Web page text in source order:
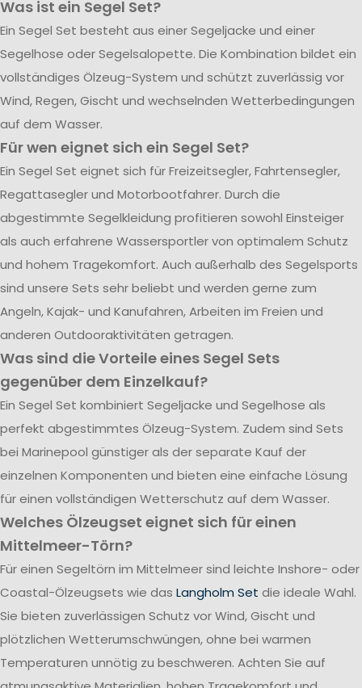
Was ist ein Segel Set?
Ein Segel Set besteht aus einer Segeljacke und einer
Segelhose oder Segelsalopette. Die Kombination bildet ein
vollständiges Ölzeug-System und schützt zuverlässig vor
Wind, Regen, Gischt und wechselnden Wetterbedingungen
auf dem Wasser.
Für wen eignet sich ein Segel Set?
Ein Segel Set eignet sich für Freizeitsegler, Fahrtensegler,
Regattasegler und Motorbootfahrer. Durch die
abgestimmte Segelkleidung profitieren sowohl Einsteiger
als auch erfahrene Wassersportler von optimalem Schutz
und hohem Tragekomfort. Auch außerhalb des Segelsports
sind unsere Sets sehr beliebt und werden gerne zum
Angeln, Kajak- und Kanufahren, Arbeiten im Freien und
anderen Outdooraktivitäten getragen.
Was sind die Vorteile eines Segel Sets
gegenüber dem Einzelkauf?
Ein Segel Set kombiniert Segeljacke und Segelhose als
perfekt abgestimmtes Ölzeug-System. Zudem sind Sets
bei Marinepool günstiger als der separate Kauf der
einzelnen Komponenten und bieten eine einfache Lösung
für einen vollständigen Wetterschutz auf dem Wasser.
Welches Ölzeugset eignet sich für einen
Mittelmeer-Törn?
Für einen Segeltörn im Mittelmeer sind leichte Inshore- oder
Coastal-Ölzeugsets wie das Langholm Set die ideale Wahl.
Sie bieten zuverlässigen Schutz vor Wind, Gischt und
plötzlichen Wetterumschwüngen, ohne bei warmen
Temperaturen unnötig zu beschweren. Achten Sie auf